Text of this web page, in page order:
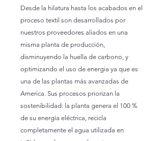
Desde la hilatura hasta los acabados en el
proceso textil son desarrollados por
nuestros proveedores aliados en una
misma planta de producción,
disminuyendo la huella de carbono, y
optimizando el uso de energia ya que es
una de las plantas más avanzadas de
America. Sus procesos priorizan la
sostenibilidad: la planta genera el 100 %
de su energía eléctrica, recicla
completamente el agua utilizada en